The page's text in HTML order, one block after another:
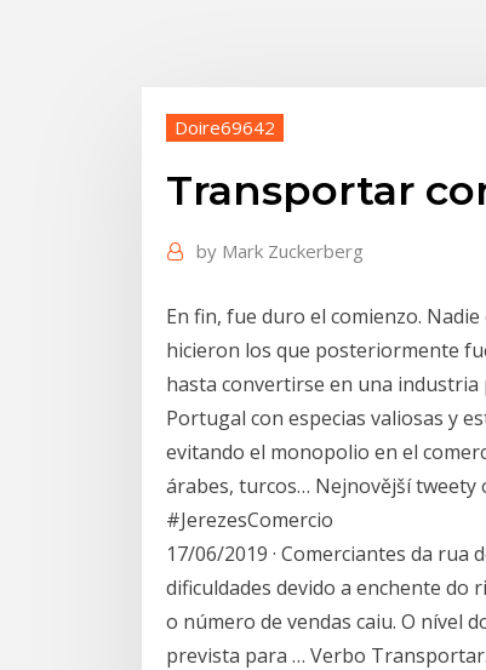
Doire69642
Transportar
by Mark Zuckerberg
En fin, fue duro el comienzo.
hicieron los que posteriormente
hasta convertirse en una industria
Portugal con especias valiosas y
evitando el monopolio en el
árabes, turcos… Nejnovější tweety
#JerezesComercio
17/06/2019 · Comerciantes da
dificuldades devido a enchente do
o número de vendas caiu. O nível
prevista para … Verbo